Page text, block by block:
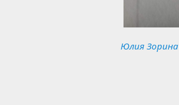
Юлия Зорина